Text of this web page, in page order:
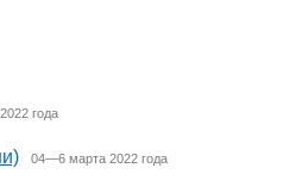
года
04—6 марта 2022 года